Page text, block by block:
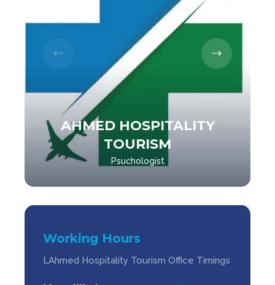
AHMED HOSPITALITY
TOURISM
Psuchologist
Working Hours
LAhmed Hospitality Tourism Office Timings